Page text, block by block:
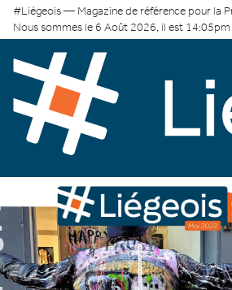
#Liégeois — Magazine de référence pour la
Nous sommes le 6 Août 2026, il est 14:05pm